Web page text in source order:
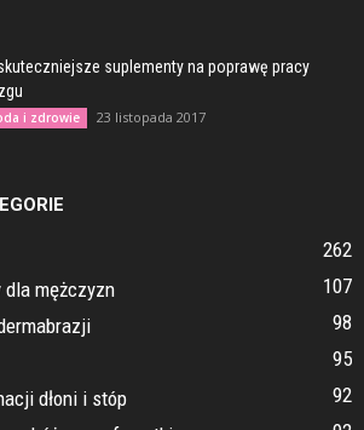
suplementy na poprawę pracy
i zdrowie 23 listopada 2017
262
mężczyzn
107
98
95
dłoni i stóp
92